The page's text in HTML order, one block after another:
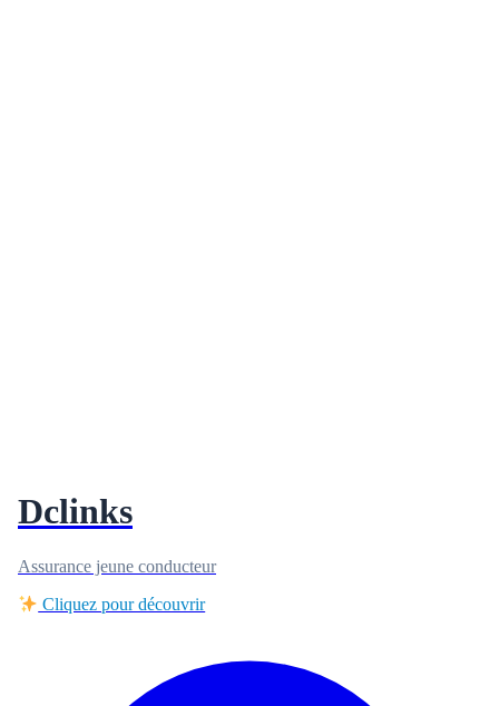
Dclinks
Assurance jeune conducteur
Cliquez pour découvrir